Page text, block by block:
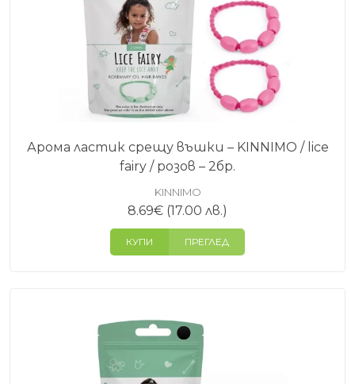
по-добре поддържана.
Лесен избор според това от какво
имате нужда
Ако търсите по-общи продукти за измиване и
поддържане, разгледайте и категорията
за коса, а за измиване според типа коса –
Арома ластик срещу въшки – KINNIMO / lice
fairy / розов – 2бр.
KINNIMO
8.69€ (17.00 лв.)
КУПИ ПРЕГЛЕД